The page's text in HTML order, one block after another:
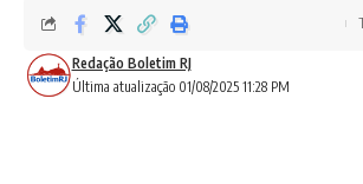
Última atualização 01/08/2025 11:28 PM
Redação Boletim RJ